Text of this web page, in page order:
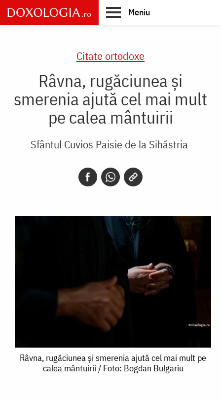
Skip
to
main
Meniu
Citate ortodoxe
Râvna, rugăciunea și
smerenia ajută cel mai mult
pe calea mântuirii
Sfântul Cuvios Paisie de la Sihăstria
Râvna,
rugăciunea
Râvna, rugăciunea și smerenia ajută cel mai mult pe
calea mântuirii / Foto: Bogdan Bulgariu